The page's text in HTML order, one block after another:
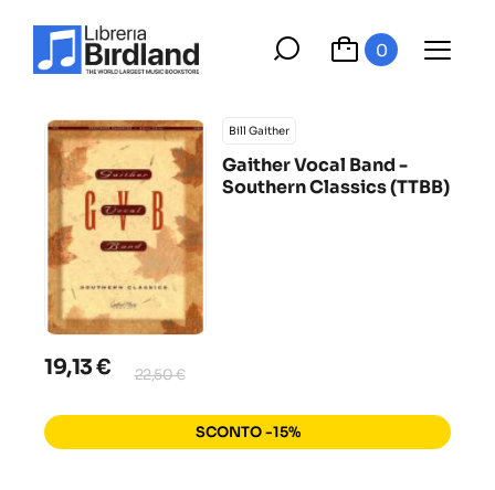
0
Bill Gaither
Gaither Vocal Band -
Southern Classics (TTBB)
19,13 € 22,50 €
SCONTO -15%